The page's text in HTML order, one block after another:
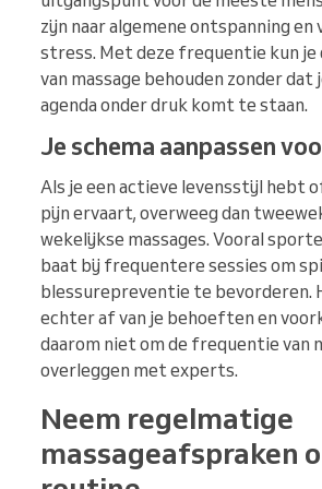
zijn naar algemene ontspanning en
stress. Met deze frequentie kun je
van massage behouden zonder
agenda onder druk komt te staan.
Je schema aanpassen
Als je een actieve levensstijl hebt
pijn ervaart, overweeg dan
wekelijkse massages. Vooral
baat bij frequentere sessies om
blessurepreventie te bevorderen.
echter af van je behoeften en
daarom niet om de frequentie van
overleggen met experts.
Neem regelmatige
massageafspraken